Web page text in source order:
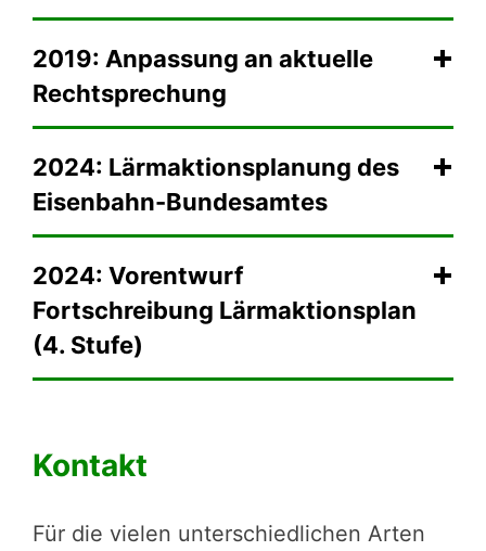
2019: Anpassung an aktuelle
Rechtsprechung
2024: Lärmaktionsplanung des
Eisenbahn-Bundesamtes
2024: Vorentwurf
Fortschreibung Lärmaktionsplan
(4. Stufe)
Kontakt
Für die vielen unter­schied­li­chen Arten